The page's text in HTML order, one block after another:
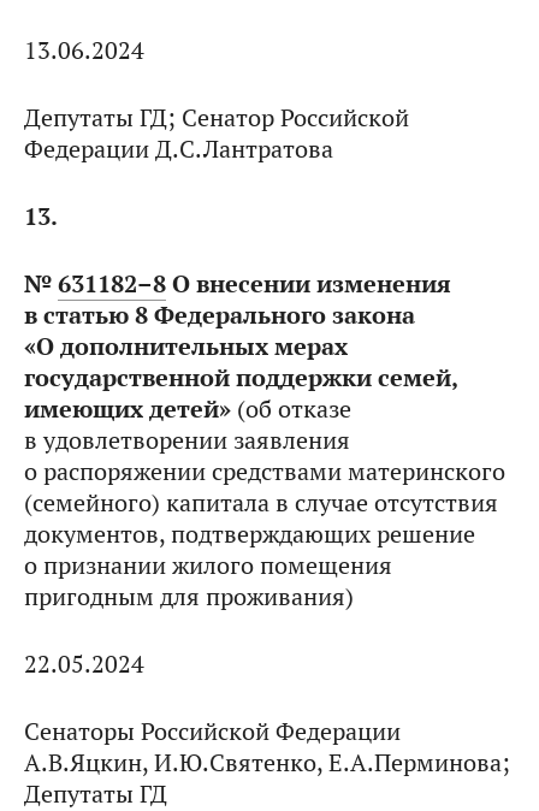
13.06.2024
Депутаты ГД; Сенатор Российской
Федерации Д.С.Лантратова
13.
№631182–8О внесении изменения
в статью 8 Федерального закона
«О дополнительных мерах
государственной поддержки семей,
имеющих детей» (об отказе
в удовлетворении заявления
о распоряжении средствами материнского
(семейного) капитала в случае отсутствия
документов, подтверждающих решение
о признании жилого помещения
пригодным для проживания)
22.05.2024
Сенаторы Российской Федерации
А.В.Яцкин, И.Ю.Святенко, Е.А.Перминова;
Депутаты ГД